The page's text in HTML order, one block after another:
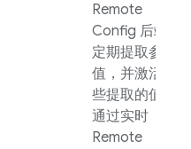
Remote
Config 后端
定期提取参数
值，并激活这
些提取的值。
通过实时
Remote